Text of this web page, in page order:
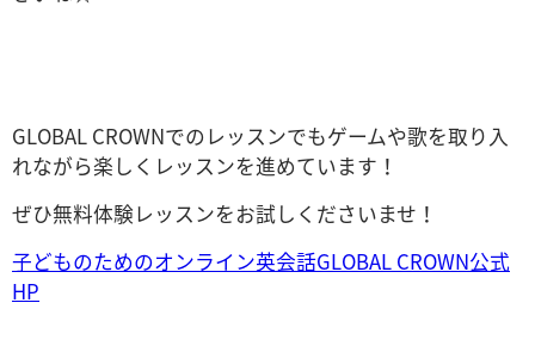
GLOBAL CROWNでのレッスンでもゲームや歌を取り入
れながら楽しくレッスンを進めています！
ぜひ無料体験レッスンをお試しくださいませ！
子どものためのオンライン英会話GLOBAL CROWN公式
HP